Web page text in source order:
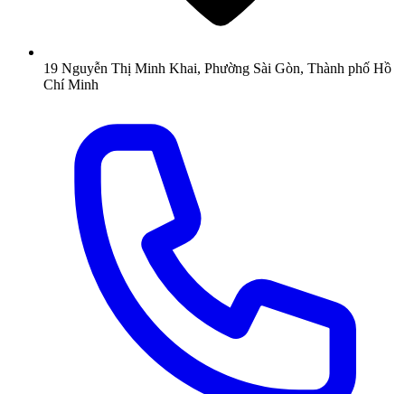
19 Nguyễn Thị Minh Khai, Phường Sài Gòn, Thành phố Hồ
Chí Minh